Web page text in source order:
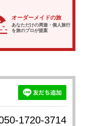
オーダーメイドの旅
あなただけの周遊・個人旅行
を旅のプロが提案
1720-3714